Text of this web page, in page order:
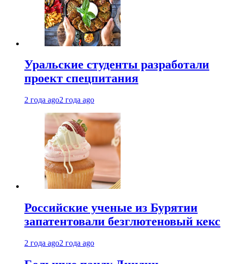
Уральские студенты разработали
проект спецпитания
2 года ago2 года ago
Российские ученые из Бурятии
запатентовали безглютеновый кекс
2 года ago2 года ago